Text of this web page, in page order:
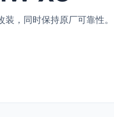
，同时保持原厂可靠性。